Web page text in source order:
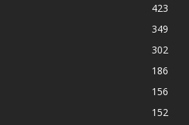
423
349
302
186
156
152